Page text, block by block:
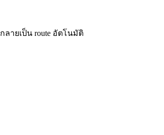
กลายเป็น route อัตโนมัติ